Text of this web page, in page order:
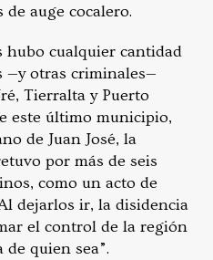
auge cocalero.
hubo cualquier cantidad
—y otras criminales—
Tierralta y Puerto
este último municipio,
de Juan José, la
por más de seis
como un acto de
dejarlos ir, la disidencia
el control de la región
de quien sea”.